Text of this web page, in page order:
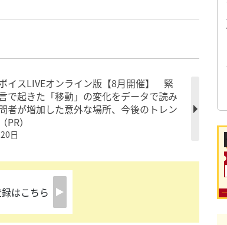
イスLIVEオンライン版【8月開催】 緊
で起きた「移動」の変化をデータで読み
者が増加した意外な場所、今後のトレン
PR）
日
はこちら